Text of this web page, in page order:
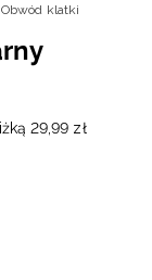
Obwód klatki
29,99 zł